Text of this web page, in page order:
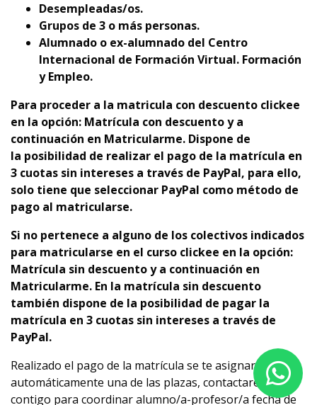
Desempleadas/os.
Grupos de 3 o más personas.
Alumnado o ex-alumnado del Centro
Internacional de Formación Virtual. Formación
y Empleo.
Para proceder a la matricula con descuento clickee
en la opción: Matrícula con descuento y a
continuación en Matricularme. Dispone de
la posibilidad de realizar el pago de la matrícula en
3 cuotas sin intereses a través de PayPal, para ello,
solo tiene que seleccionar PayPal como método de
pago al matricularse.
Si no pertenece a alguno de los colectivos indicados
para matricularse en el curso clickee en la opción:
Matrícula sin descuento y a continuación en
Matricularme. En la matrícula sin descuento
también dispone de la posibilidad de pagar la
matrícula en 3 cuotas sin intereses a través de
PayPal.
Realizado el pago de la matrícula se te asignará
automáticamente una de las plazas, contactaremos
contigo para coordinar alumno/a-profesor/a fecha de